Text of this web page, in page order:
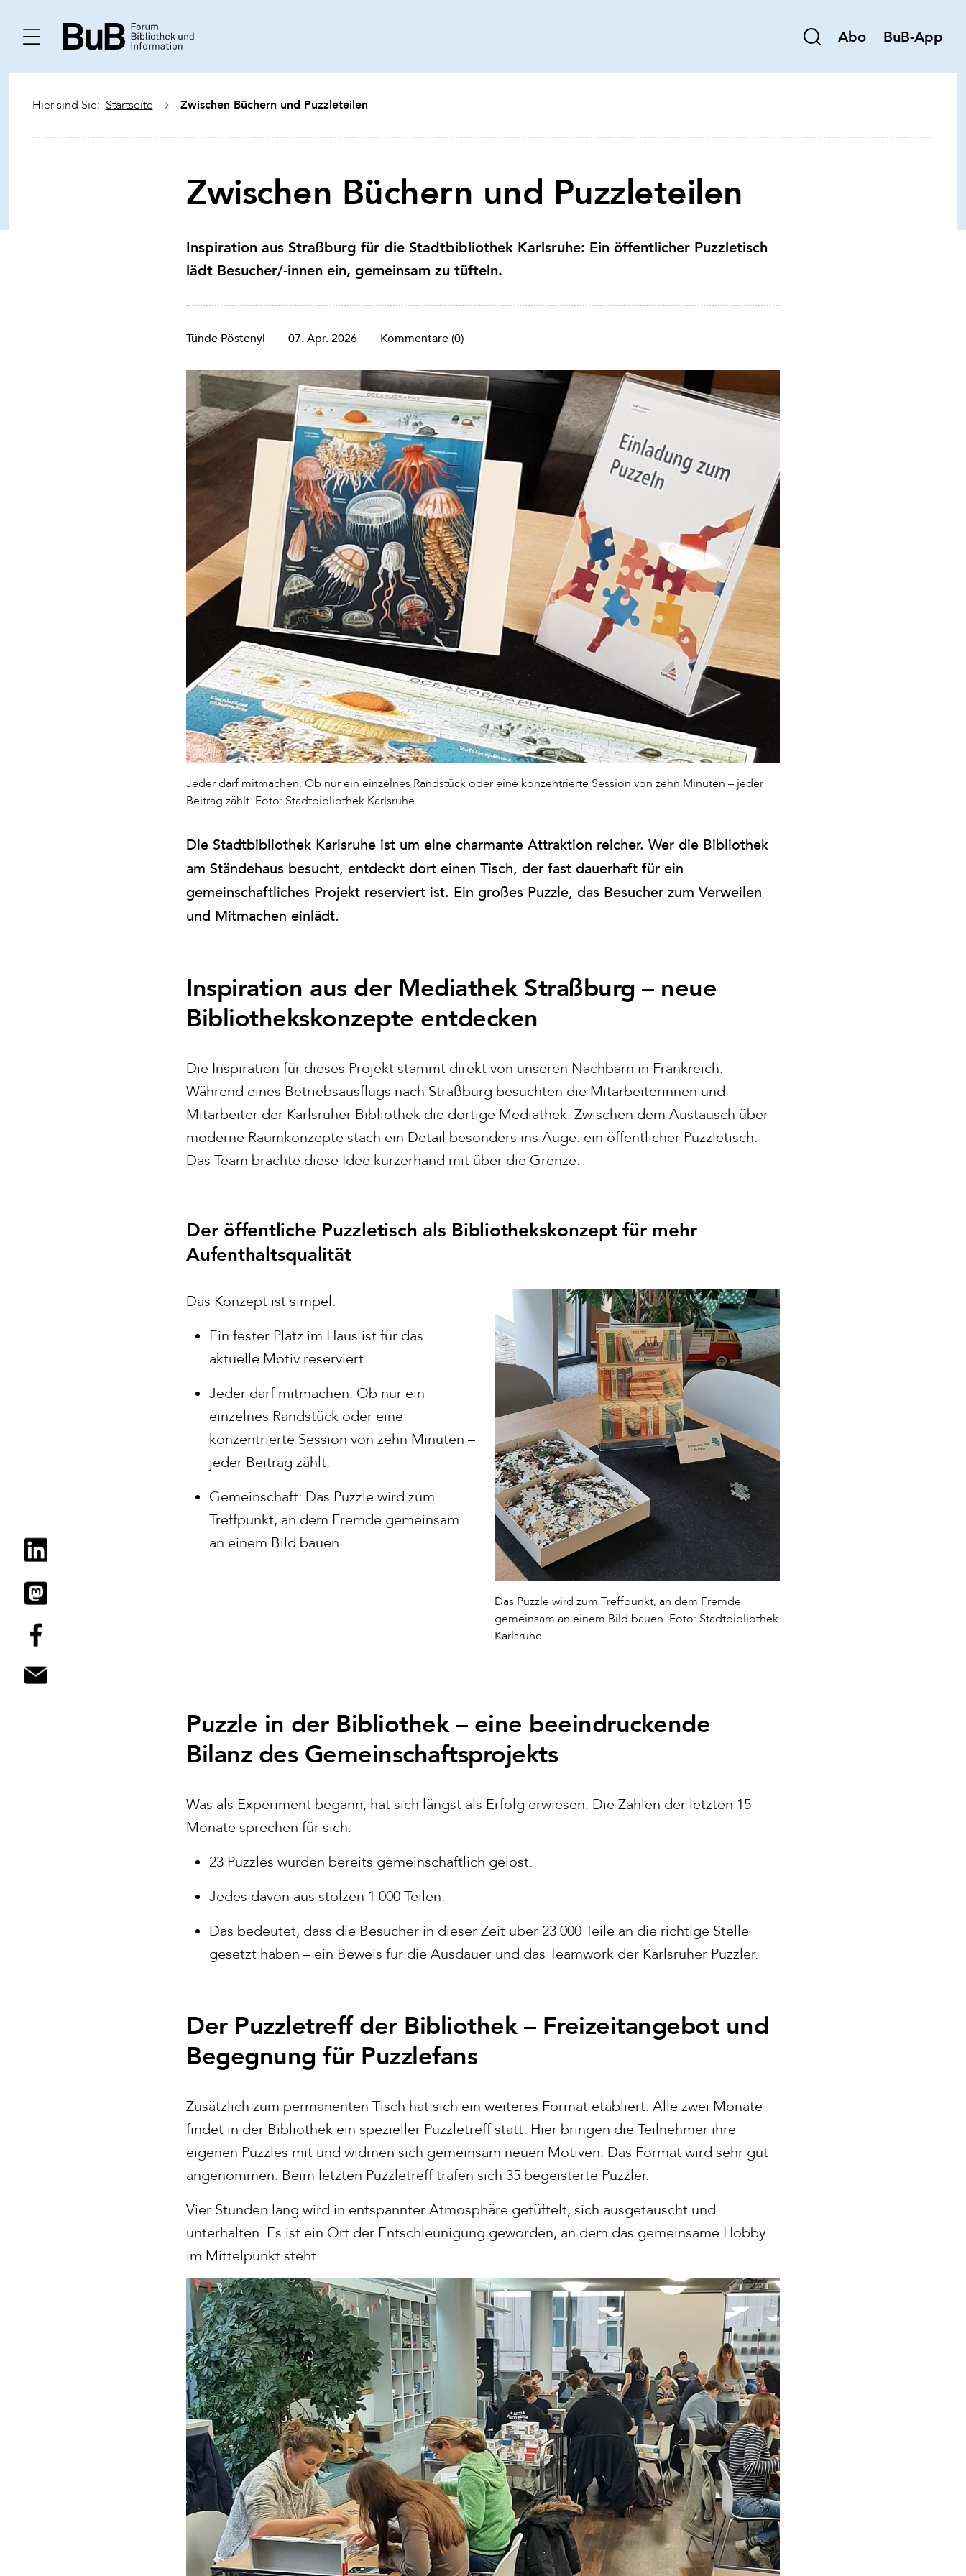
Abo BuB-App
Hier sind Sie: Startseite Zwischen Büchern und Puzzleteilen
Zwischen Büchern und Puzzleteilen
Inspiration aus Straßburg für die Stadtbibliothek Karlsruhe: Ein öffentlicher Puzzletisch
lädt Besucher/-innen ein, gemeinsam zu tüfteln.
Tünde Pöstenyi 07. Apr. 2026 Kommentare (0)
Jeder darf mitmachen. Ob nur ein einzelnes Randstück oder eine konzentrierte Session von zehn Minuten – jeder
Beitrag zählt. Foto: Stadtbibliothek Karlsruhe
Die Stadtbibliothek Karlsruhe ist um eine charmante Attraktion reicher. Wer die Bibliothek
am Ständehaus besucht, entdeckt dort einen Tisch, der fast dauerhaft für ein
gemeinschaftliches Projekt reserviert ist. Ein großes Puzzle, das Besucher zum Verweilen
und Mitmachen einlädt.
Inspiration aus der Mediathek Straßburg – neue
Bibliothekskonzepte entdecken
Die Inspiration für dieses Projekt stammt direkt von unseren Nachbarn in Frankreich.
Während eines Betriebsausflugs nach Straßburg besuchten die Mitarbeiterinnen und
Mitarbeiter der Karlsruher Bibliothek die dortige Mediathek. Zwischen dem Austausch über
moderne Raumkonzepte stach ein Detail besonders ins Auge: ein öffentlicher Puzzletisch.
Das Team brachte diese Idee kurzerhand mit über die Grenze.
Der öffentliche Puzzletisch als Bibliothekskonzept für mehr
Aufenthaltsqualität
Das Puzzle wird zum Treffpunkt, an dem Fremde
gemeinsam an einem Bild bauen. Foto: Stadtbibliothek
Karlsruhe
Das Konzept ist simpel:
Ein fester Platz im Haus ist für das
aktuelle Motiv reserviert.
Jeder darf mitmachen. Ob nur ein
einzelnes Randstück oder eine
konzentrierte Session von zehn Minuten –
jeder Beitrag zählt.
Gemeinschaft: Das Puzzle wird zum
Treffpunkt, an dem Fremde gemeinsam
an einem Bild bauen.
Puzzle in der Bibliothek – eine beeindruckende
Bilanz des Gemeinschaftsprojekts
Was als Experiment begann, hat sich längst als Erfolg erwiesen. Die Zahlen der letzten 15
Monate sprechen für sich:
23 Puzzles wurden bereits gemeinschaftlich gelöst.
Jedes davon aus stolzen 1 000 Teilen.
Das bedeutet, dass die Besucher in dieser Zeit über 23 000 Teile an die richtige Stelle
gesetzt haben – ein Beweis für die Ausdauer und das Teamwork der Karlsruher Puzzler.
Der Puzzletreff der Bibliothek – Freizeitangebot und
Begegnung für Puzzlefans
Zusätzlich zum permanenten Tisch hat sich ein weiteres Format etabliert: Alle zwei Monate
findet in der Bibliothek ein spezieller Puzzletreff statt. Hier bringen die Teilnehmer ihre
eigenen Puzzles mit und widmen sich gemeinsam neuen Motiven. Das Format wird sehr gut
angenommen: Beim letzten Puzzletreff trafen sich 35 begeisterte Puzzler.
Vier Stunden lang wird in entspannter Atmosphäre getüftelt, sich ausgetauscht und
unterhalten. Es ist ein Ort der Entschleunigung geworden, an dem das gemeinsame Hobby
im Mittelpunkt steht.